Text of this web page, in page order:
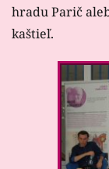
hradu Parič
kaštieľ.